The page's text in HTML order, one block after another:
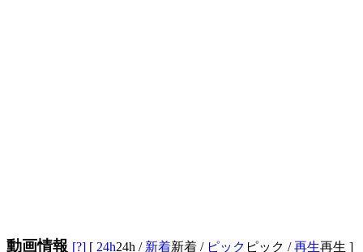
動画情報 [?] [ 24h24h / 新着新着 / ピック ピック /再生再生 ]